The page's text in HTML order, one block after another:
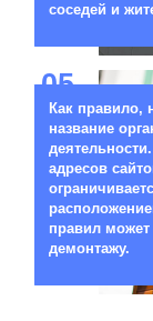
соседей и
05
Как правило,
название
адресов
правил
демонтажу.